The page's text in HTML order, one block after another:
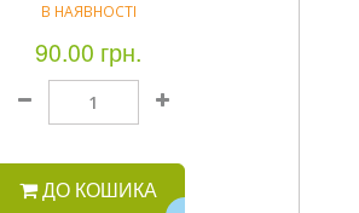
В НАЯВНОСТІ
90.00 грн.
ДО КОШИКА